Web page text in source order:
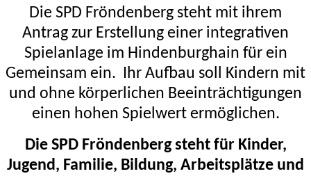
Die SPD Fröndenberg steht mit ihrem
Antrag zur Erstellung einer integrativen
Spielanlage im Hindenburghain für ein
Gemeinsam ein.
Ihr Aufbau soll Kindern mit
und ohne körperlichen Beeinträchtigungen
einen hohen Spielwert ermöglichen.
Die SPD Fröndenberg steht für Kinder,
Jugend, Familie, Bildung, Arbeitsplätze und